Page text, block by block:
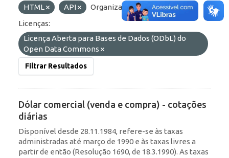
HTML
API Organizações:
BCB/Depin
Licenças:
Licença Aberta para Bases de Dados (ODbL) do
Open Data Commons
Filtrar Resultados
Dólar comercial (venda e compra) - cotações
diárias
Disponível desde 28.11.1984, refere-se às taxas
administradas até março de 1990 e às taxas livres a
partir de então (Resolução 1690, de 18.3.1990). As taxas